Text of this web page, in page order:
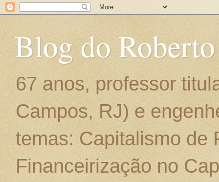
Blog do
67 anos, professor
Campos, RJ) e
temas: Capitalismo de
Financeirização no